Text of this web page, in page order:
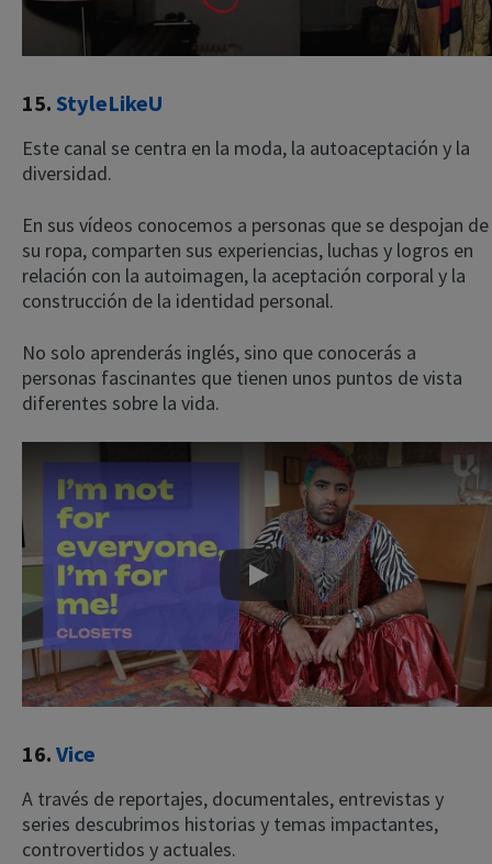
15.StyleLikeU
Este canal se centra en la moda, la autoaceptación y la
diversidad.
En sus vídeos conocemos a personas que se despojan de
su ropa, comparten sus experiencias, luchas y logros en
relación con la autoimagen, la aceptación corporal y la
construcción de la identidad personal.
No solo aprenderás inglés, sino que conocerás a
personas fascinantes que tienen unos puntos de vista
diferentes sobre la vida.
Play
16.Vice
A través de reportajes, documentales, entrevistas y
series descubrimos historias y temas impactantes,
controvertidos y actuales.